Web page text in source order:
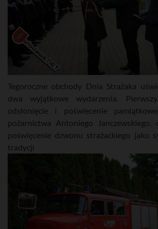
‍Tegoroczne obchody Dnia Strażaka
dwa wyjątkowe wydarzenia.
odsłonięcie i poświecenie
pożarnictwa Antoniego Janczewskiego,
poświęcenie dzwonu strażackiego jako
tradycji